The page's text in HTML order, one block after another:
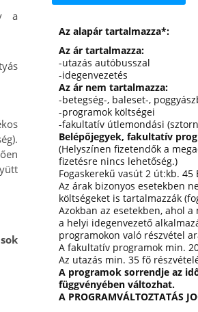
a
Az alapár tartalmazza*:
Az ár tartalmazza:
-utazás autóbusszal
-idegenvezetés
Az ár nem tartalmazza:
-betegség-, baleset-,
-programok költségei
-fakultatív útlemondási
Belépőjegyek, fakultatív
(Helyszínen fizetendők a
fizetésre nincs lehetőség.)
Fogaskerekű vasút 2 út:kb. 45
Az árak bizonyos esetekben
költségeket is tartalmazzák
Azokban az esetekben, ahol
a helyi idegenvezető
programokon való részvétel
A fakultatív programok min.
Az utazás min. 35 fő
A programok sorrendje az
függvényében változhat.
A PROGRAMVÁLTOZTATÁS